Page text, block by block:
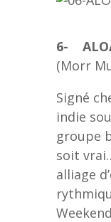
6-
(Morr
Signé
indie
groupe
soit
alliage